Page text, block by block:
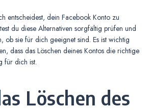
entscheidest, dein Facebook Konto zu
du diese Alternativen sorgfältig prüfen und
ob sie für dich geeignet sind. Es ist wichtig
dass das Löschen deines Kontos die richtige
für dich ist.
Löschen des